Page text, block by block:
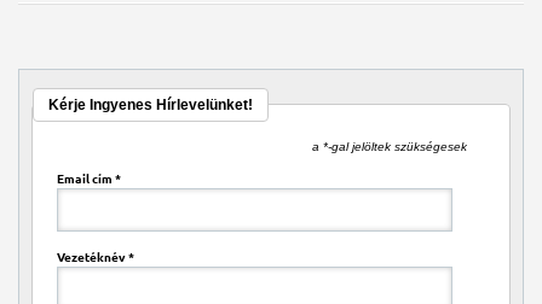
Kérje Ingyenes Hírlevelünket!
a *-gal jelöltek szükségesek
Email cím *
Vezetéknév*